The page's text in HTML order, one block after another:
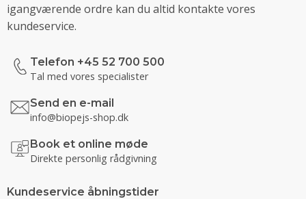
igangværende ordre kan du altid kontakte vores
kundeservice.
Telefon +45 52 700 500
Tal med vores specialister
Send en e-mail
info@biopejs-shop.dk
Book et online møde
Direkte personlig rådgivning
Kundeservice åbningstider